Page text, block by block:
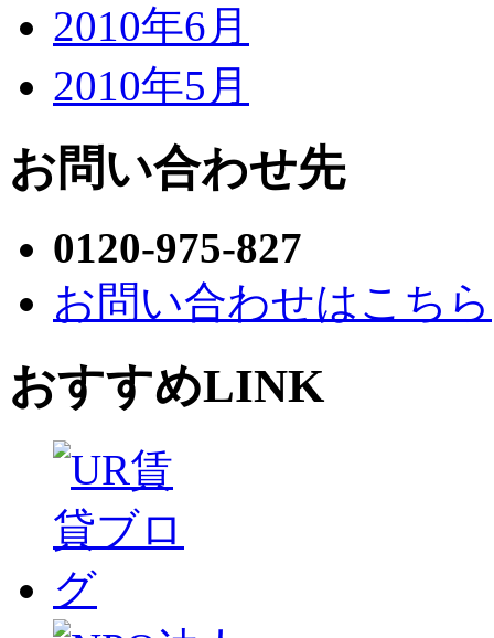
2010年6月
2010年5月
お問い合わせ先
0120-975-827
お問い合わせはこちら
おすすめLINK